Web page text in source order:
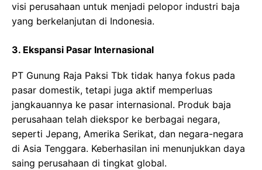
visi perusahaan untuk menjadi pelopor industri baja
yang berkelanjutan di Indonesia.
3. Ekspansi Pasar Internasional
PT Gunung Raja Paksi Tbk tidak hanya fokus pada
pasar domestik, tetapi juga aktif memperluas
jangkauannya ke pasar internasional. Produk baja
perusahaan telah diekspor ke berbagai negara,
seperti Jepang, Amerika Serikat, dan negara-negara
di Asia Tenggara. Keberhasilan ini menunjukkan daya
saing perusahaan di tingkat global.